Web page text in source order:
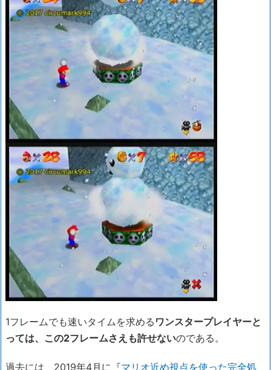
1フレームでも速いタイムを求める ワンスタープレイヤーと
っては、この2フレームさえも許せないのである。
過去には、2019年4月に『マリオ近め視点を使った完全処